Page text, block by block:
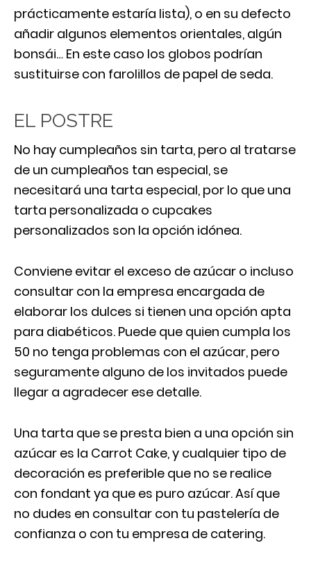
prácticamente estaría lista), o en su defecto
añadir algunos elementos orientales, algún
bonsái… En este caso los globos podrían
sustituirse con farolillos de papel de seda.
EL POSTRE
No hay cumpleaños sin tarta, pero al tratarse
de un cumpleaños tan especial, se
necesitará una tarta especial, por lo que una
tarta personalizada o cupcakes
personalizados son la opción idónea.
Conviene evitar el exceso de azúcar o incluso
consultar con la empresa encargada de
elaborar los dulces si tienen una opción apta
para diabéticos. Puede que quien cumpla los
50 no tenga problemas con el azúcar, pero
seguramente alguno de los invitados puede
llegar a agradecer ese detalle.
Una tarta que se presta bien a una opción sin
azúcar es la Carrot Cake, y cualquier tipo de
decoración es preferible que no se realice
con fondant ya que es puro azúcar. Así que
no dudes en consultar con tu pastelería de
confianza o con tu empresa de catering.